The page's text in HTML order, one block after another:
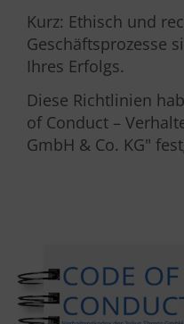
Kurz: Ethisch und
Geschäftsprozesse
Ihres Erfolgs.
Diese Richtlinien
of Conduct –
GmbH & Co. KG"